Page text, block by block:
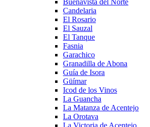
Candelaria
El Rosario
El Sauzal
El Tanque
Fasnia
Garachico
Granadilla de Abona
Guía de Isora
Güímar
Icod de los Vinos
La Guancha
La Matanza de Acentejo
La Orotava
La Victoria de Acentejo